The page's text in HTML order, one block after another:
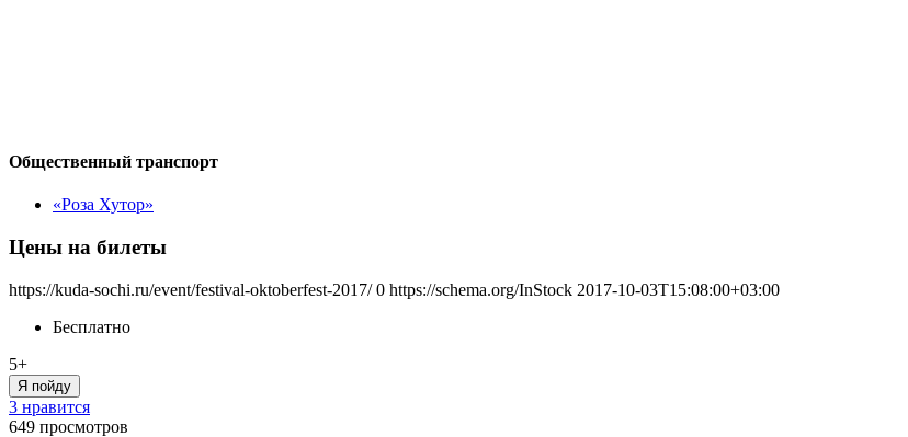
Общественный транспорт
«Роза Хутор»
Цены на билеты
https://kuda-sochi.ru/event/festival-oktoberfest-2017/ 0 https://schema.org/InStock 2017-10-03T15:08:00+03:00
Бесплатно
5+
Я пойду
3 нравится
649 просмотров